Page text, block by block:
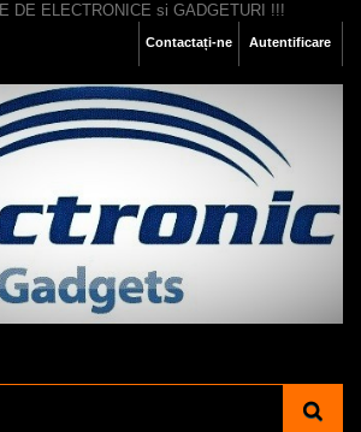
Autentificare
Contactați-ne